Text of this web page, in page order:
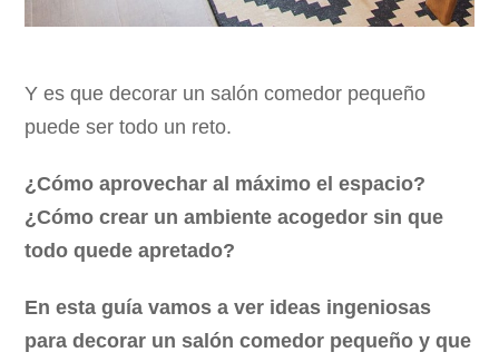
Y es que decorar un salón comedor pequeño
puede ser todo un reto.
¿Cómo aprovechar al máximo el espacio?
¿Cómo crear un ambiente acogedor sin que
todo quede apretado?
En esta guía vamos a ver ideas ingeniosas
para decorar un salón comedor pequeño y que